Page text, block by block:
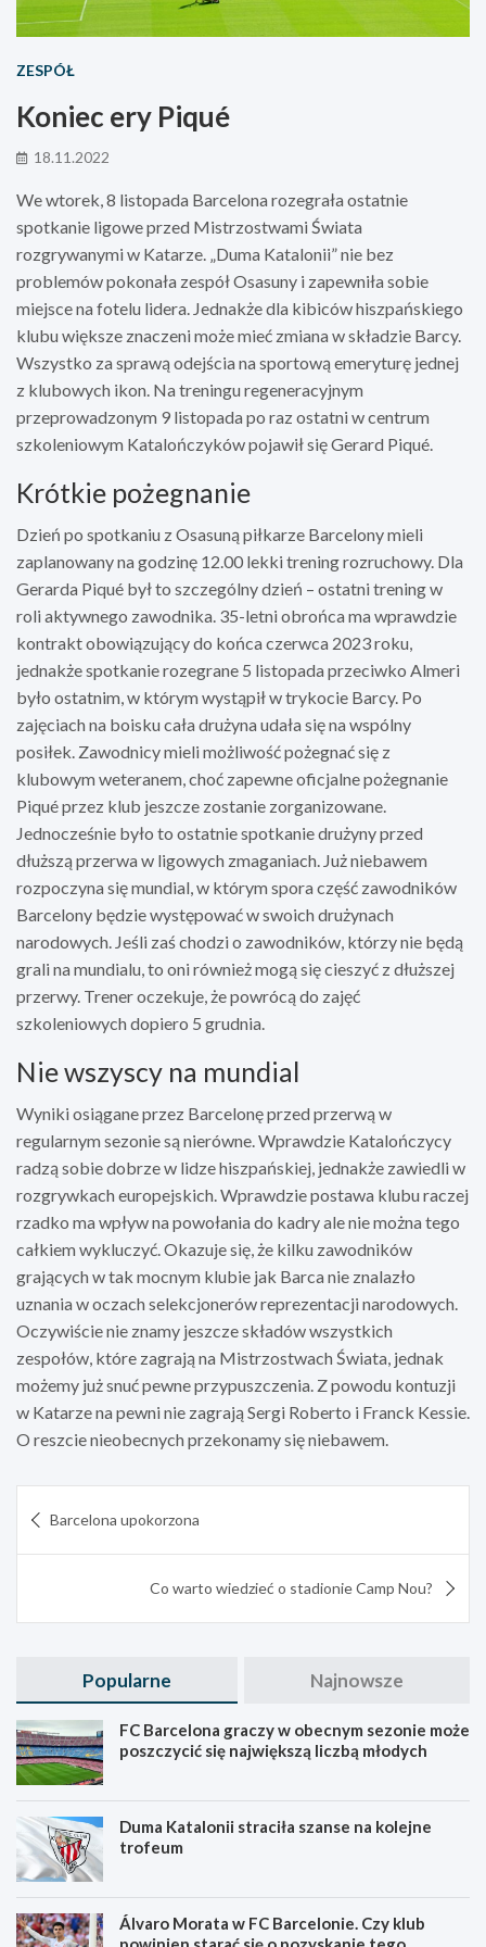
ZESPÓŁ
Koniec ery Piqué
18.11.2022
We wtorek, 8 listopada Barcelona rozegrała ostatnie
spotkanie ligowe przed Mistrzostwami Świata
rozgrywanymi w Katarze. „Duma Katalonii” nie bez
problemów pokonała zespół Osasuny i zapewniła sobie
miejsce na fotelu lidera. Jednakże dla kibiców hiszpańskiego
klubu większe znaczeni może mieć zmiana w składzie Barcy.
Wszystko za sprawą odejścia na sportową emeryturę jednej
z klubowych ikon. Na treningu regeneracyjnym
przeprowadzonym 9 listopada po raz ostatni w centrum
szkoleniowym Katalończyków pojawił się Gerard Piqué.
Krótkie pożegnanie
Dzień po spotkaniu z Osasuną piłkarze Barcelony mieli
zaplanowany na godzinę 12.00 lekki trening rozruchowy. Dla
Gerarda Piqué był to szczególny dzień – ostatni trening w
roli aktywnego zawodnika. 35-letni obrońca ma wprawdzie
kontrakt obowiązujący do końca czerwca 2023 roku,
jednakże spotkanie rozegrane 5 listopada przeciwko Almeri
było ostatnim, w którym wystąpił w trykocie Barcy. Po
zajęciach na boisku cała drużyna udała się na wspólny
posiłek. Zawodnicy mieli możliwość pożegnać się z
klubowym weteranem, choć zapewne oficjalne pożegnanie
Piqué przez klub jeszcze zostanie zorganizowane.
Jednocześnie było to ostatnie spotkanie drużyny przed
dłuższą przerwa w ligowych zmaganiach. Już niebawem
rozpoczyna się mundial, w którym spora część zawodników
Barcelony będzie występować w swoich drużynach
narodowych. Jeśli zaś chodzi o zawodników, którzy nie będą
grali na mundialu, to oni również mogą się cieszyć z dłuższej
przerwy. Trener oczekuje, że powrócą do zajęć
szkoleniowych dopiero 5 grudnia.
Nie wszyscy na mundial
Wyniki osiągane przez Barcelonę przed przerwą w
regularnym sezonie są nierówne. Wprawdzie Katalończycy
radzą sobie dobrze w lidze hiszpańskiej, jednakże zawiedli w
rozgrywkach europejskich. Wprawdzie postawa klubu raczej
rzadko ma wpływ na powołania do kadry ale nie można tego
całkiem wykluczyć. Okazuje się, że kilku zawodników
grających w tak mocnym klubie jak Barca nie znalazło
uznania w oczach selekcjonerów reprezentacji narodowych.
Oczywiście nie znamy jeszcze składów wszystkich
zespołów, które zagrają na Mistrzostwach Świata, jednak
możemy już snuć pewne przypuszczenia. Z powodu kontuzji
w Katarze na pewni nie zagrają Sergi Roberto i Franck Kessie.
O reszcie nieobecnych przekonamy się niebawem.
wpisu
Barcelona upokorzona
Co warto wiedzieć o stadionie Camp Nou?
Popularne Najnowsze
FC Barcelona graczy w obecnym sezonie może
poszczycić się największą liczbą młodych
Duma Katalonii straciła szanse na kolejne
trofeum
Álvaro Morata w FC Barcelonie. Czy klub